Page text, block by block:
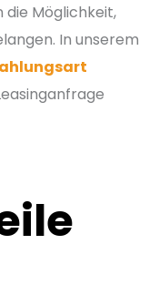
Möglichkeit,
In unserem